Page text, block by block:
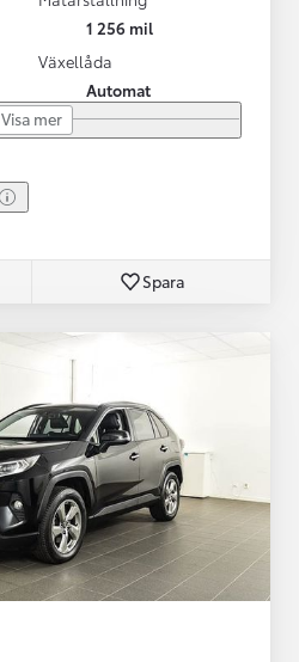
1 256 mil
Växellåda
Automat
Visa mer
Spara